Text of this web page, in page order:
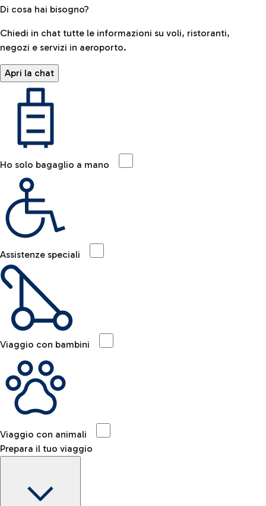
Di cosa hai bisogno?
Chiedi in chat tutte le informazioni su voli, ristoranti,
negozi e servizi in aeroporto.
Apri la chat
Ho solo bagaglio a mano
Assistenze speciali
Viaggio con bambini
Viaggio con animali
Prepara il tuo viaggio